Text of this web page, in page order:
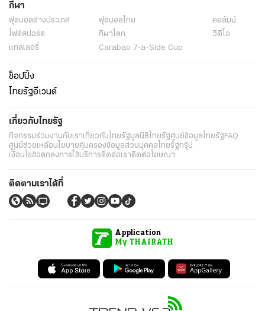
กีฬา
ฟุตบอลต่่างประเทศ ฟุตบอลไทย
คอลัมน์
ไฟต์สปอร์ต
กีฬาโลก
วิดีโอ
แกลเลอรี่
Carabao 7-a-Side Cup
ช็อปปิ้ง
ไทยรัฐอีเวนต์
เกี่ยวกับไทยรัฐ
กิจกรรมร่วมงานกับเราเกี่ยวกับไทยรัฐมูลนิธิไทยรัฐศูนย์ข้อมูลไทยรัฐFAQ
ศูนย์ช่วยเหลือนโยบายคุ้มครองข้อมูลส่วนบุคคลไทยรัฐกรุ๊ป
เงื่อนไขข้อตกลงการใช้บริการติดต่อเราติดต่อโฆษณา
ติดตามเราได้ที่
Application
My THAIRATH